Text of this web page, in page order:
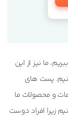
ما نیز از این
کنیم. پست های
و محصولات ما
زیرا افراد دوست